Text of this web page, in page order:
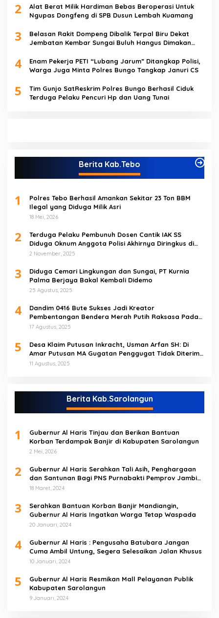
2
Alat Berat Milik Hardiman Bebas Beroperasi Untuk
Ngupas Dongfeng di SPB Dusun Lembah Kuamang
3
Belasan Rakit Dompeng Dibalik Terpal Biru Dekat
Jembatan Kembar Sungai Buluh Hangus Dimakan
4
Enam Pekerja PETI “Lubang Jarum” Ditangkap Polisi,
Warga Juga Minta Polres Bungo Tangkap Januri CS
5
Tim Gunjo SatReskrim Polres Bungo Berhasil Ciduk
Terduga Pelaku Pencuri Hp dan Uang Tunai
Berita Kab.Tebo
1
Polres Tebo Berhasil Amankan Sekitar 23 Ton BBM
Ilegal yang Diduga Milik Asri
18 Mei, 2026
2
Terduga Pelaku Pembunuh Dosen Cantik IAK SS
Diduga Oknum Anggota Polisi Akhirnya Diringkus di
Tebo Tengah
2 November, 2025
3
Diduga Cemari Lingkungan dan Sungai, PT Kurnia
Palma Berjaya Bakal Kembali Didemo
25 Agustus, 2025
4
Dandim 0416 Bute Sukses Jadi Kreator
Pembentangan Bendera Merah Putih Raksasa Pada
Peringatan HUT RI ke 80 di Tebo
17 Agustus, 2025
5
Desa Klaim Putusan Inkracht, Usman Arfan SH: Di
Amar Putusan MA Gugatan Penggugat Tidak Diterima
(NO)
11 Agustus, 2025
Berita Kab.Sarolangun
1
Gubernur Al Haris Tinjau dan Berikan Bantuan
Korban Terdampak Banjir di Kabupaten Sarolangun
2 Mei, 2026
2
Gubernur Al Haris Serahkan Tali Asih, Penghargaan
dan Santunan Bagi PNS Purnabakti Pemprov Jambi
Yang Berada di Sarolangun
18 Maret, 2024
3
Serahkan Bantuan Korban Banjir Mandiangin,
Gubernur Al Haris Ingatkan Warga Tetap Waspada
20 Januari, 2024
4
Gubernur Al Haris : Pengusaha Batubara Jangan
Cuma Ambil Untung, Segera Selesaikan Jalan Khusus
10 Januari, 2024
5
Gubernur Al Haris Resmikan Mall Pelayanan Publik
Kabupaten Sarolangun
9 Januari, 2024